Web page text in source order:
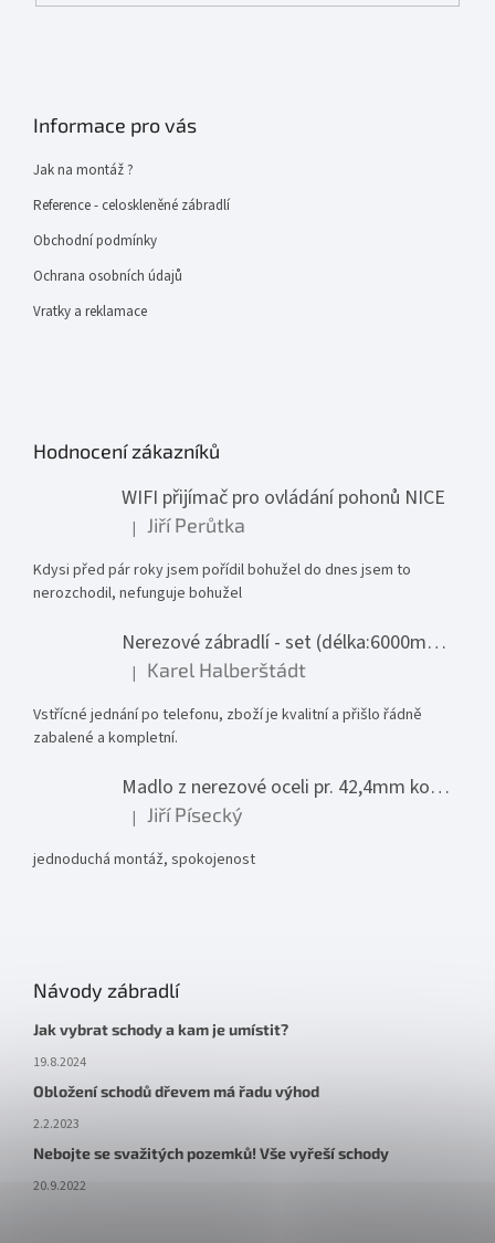
Informace pro vás
Jak na montáž ?
Reference - celoskleněné zábradlí
Obchodní podmínky
Ochrana osobních údajů
Vratky a reklamace
Hodnocení zákazníků
WIFI přijímač pro ovládání pohonů NICE
Hodnocení produktu je 1 z 5 hvězdiček.
| Jiří Perůtka
Kdysi před pár roky jsem pořídil bohužel do dnes jsem to
nerozchodil, nefunguje bohužel
Nerezové zábradlí - set (délka:6000mm x výška:1000mm)
Hodnocení produktu je 5 z 5 hvězdiček.
| Karel Halberštádt
Vstřícné jednání po telefonu, zboží je kvalitní a přišlo řádně
zabalené a kompletní.
Madlo z nerezové oceli pr. 42,4mm komplet - model 0116 - 3000mm
Hodnocení produktu je 5 z 5 hvězdiček.
| Jiří Písecký
jednoduchá montáž, spokojenost
Návody zábradlí
Jak vybrat schody a kam je umístit?
19.8.2024
Obložení schodů dřevem má řadu výhod
2.2.2023
Nebojte se svažitých pozemků! Vše vyřeší schody
20.9.2022